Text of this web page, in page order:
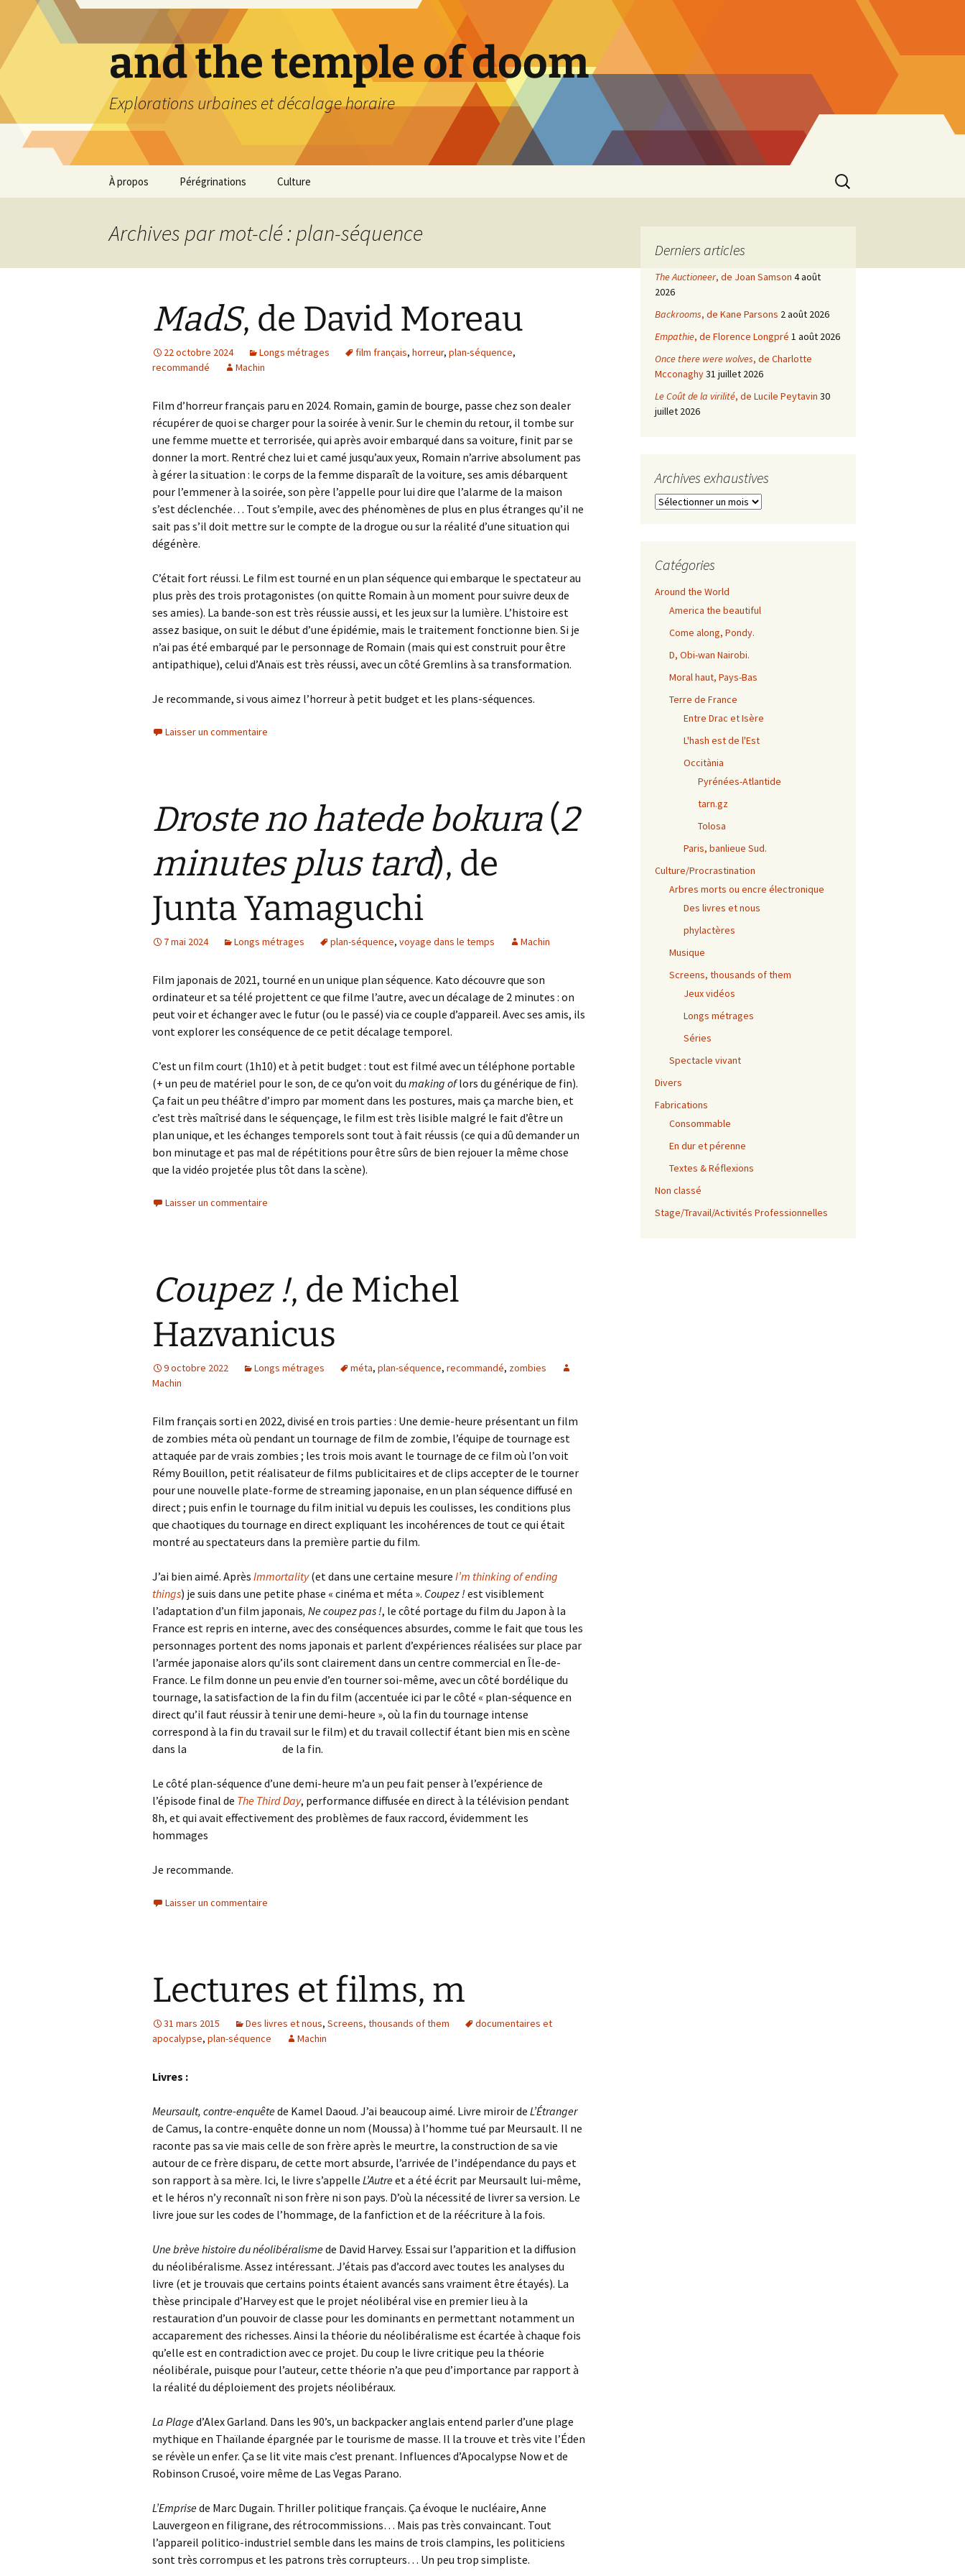
contenu
and the temple of doom
Explorations urbaines et décalage horaire
À propos Pérégrinations Culture
Rechercher :
Archives par mot-clé : plan-séquence
MadS, de David Moreau
22 octobre 2024 Longs métrages film français, horreur, plan-séquence,
recommandé
Machin
Film d’horreur français paru en 2024. Romain, gamin de bourge, passe chez son dealer
récupérer de quoi se charger pour la soirée à venir. Sur le chemin du retour, il tombe sur
une femme muette et terrorisée, qui après avoir embarqué dans sa voiture, finit par se
donner la mort. Rentré chez lui et camé jusqu’aux yeux, Romain n’arrive absolument pas
à gérer la situation : le corps de la femme disparaît de la voiture, ses amis débarquent
pour l’emmener à la soirée, son père l’appelle pour lui dire que l’alarme de la maison
s’est déclenchée… Tout s’empile, avec des phénomènes de plus en plus étranges qu’il ne
sait pas s’il doit mettre sur le compte de la drogue ou sur la réalité d’une situation qui
dégénère.
C’était fort réussi. Le film est tourné en un plan séquence qui embarque le spectateur au
plus près des trois protagonistes (on quitte Romain à un moment pour suivre deux de
ses amies). La bande-son est très réussie aussi, et les jeux sur la lumière. L’histoire est
assez basique, on suit le début d’une épidémie, mais le traitement fonctionne bien. Si je
n’ai pas été embarqué par le personnage de Romain (mais qui est construit pour être
antipathique), celui d’Anaïs est très réussi, avec un côté Gremlins à sa transformation.
Je recommande, si vous aimez l’horreur à petit budget et les plans-séquences.
Laisser un commentaire
Droste no hatede bokura(2
minutes plus tard), de
Junta Yamaguchi
7 mai 2024 Longs métrages plan-séquence, voyage dans le temps Machin
Film japonais de 2021, tourné en un unique plan séquence. Kato découvre que son
ordinateur et sa télé projettent ce que filme l’autre, avec un décalage de 2 minutes : on
peut voir et échanger avec le futur (ou le passé) via ce couple d’appareil. Avec ses amis, ils
vont explorer les conséquence de ce petit décalage temporel.
C’est un film court (1h10) et à petit budget : tout est filmé avec un téléphone portable
(+ un peu de matériel pour le son, de ce qu’on voit du making oflors du générique de fin).
Ça fait un peu théâtre d’impro par moment dans les postures, mais ça marche bien, et
c’est très maîtrisé dans le séquençage, le film est très lisible malgré le fait d’être un
plan unique, et les échanges temporels sont tout à fait réussis (ce qui a dû demander un
bon minutage et pas mal de répétitions pour être sûrs de bien rejouer la même chose
que la vidéo projetée plus tôt dans la scène).
Laisser un commentaire
Coupez !, de Michel
Hazvanicus
9 octobre 2022 Longs métrages méta, plan-séquence, recommandé, zombies
Machin
Film français sorti en 2022, divisé en trois parties : Une demie-heure présentant un film
de zombies méta où pendant un tournage de film de zombie, l’équipe de tournage est
attaquée par de vrais zombies ; les trois mois avant le tournage de ce film où l’on voit
Rémy Bouillon, petit réalisateur de films publicitaires et de clips accepter de le tourner
pour une nouvelle plate-forme de streaming japonaise, en un plan séquence diffusé en
direct ; puis enfin le tournage du film initial vu depuis les coulisses, les conditions plus
que chaotiques du tournage en direct expliquant les incohérences de tout ce qui était
montré au spectateurs dans la première partie du film.
J’ai bien aimé. Après Immortality(et dans une certaine mesure I’m thinking of ending
things) je suis dans une petite phase « cinéma et méta ». Coupez ! est visiblement
l’adaptation d’un film japonais, Ne coupez pas !, le côté portage du film du Japon à la
France est repris en interne, avec des conséquences absurdes, comme le fait que tous les
personnages portent des noms japonais et parlent d’expériences réalisées sur place par
l’armée japonaise alors qu’ils sont clairement dans un centre commercial en Île-de-
France. Le film donne un peu envie d’en tourner soi-même, avec un côté bordélique du
tournage, la satisfaction de la fin du film (accentuée ici par le côté « plan-séquence en
direct qu’il faut réussir à tenir une demi-heure », où la fin du tournage intense
correspond à la fin du travail sur le film) et du travail collectif étant bien mis en scène
dans la
de la fin.
Le côté plan-séquence d’une demi-heure m’a un peu fait penser à l’expérience de
l’épisode final de The Third Day, performance diffusée en direct à la télévision pendant
8h, et qui avait effectivement des problèmes de faux raccord, évidemment les
hommages
Je recommande.
Laisser un commentaire
Lectures et films, m
31 mars 2015 Des livres et nous, Screens, thousands of them
documentaires et
apocalypse, plan-séquence Machin
Livres :
Meursault, contre-enquêtede Kamel Daoud. J’ai beaucoup aimé. Livre miroir de L’Étranger
de Camus, la contre-enquête donne un nom (Moussa) à l’homme tué par Meursault. Il ne
raconte pas sa vie mais celle de son frère après le meurtre, la construction de sa vie
autour de ce frère disparu, de cette mort absurde, l’arrivée de l’indépendance du pays et
son rapport à sa mère. Ici, le livre s’appelle L’Autreet a été écrit par Meursault lui-même,
et le héros n’y reconnaît ni son frère ni son pays. D’où la nécessité de livrer sa version. Le
livre joue sur les codes de l’hommage, de la fanfiction et de la réécriture à la fois.
Une brève histoire du néolibéralismede David Harvey. Essai sur l’apparition et la diffusion
du néolibéralisme. Assez intéressant. J’étais pas d’accord avec toutes les analyses du
livre (et je trouvais que certains points étaient avancés sans vraiment être étayés). La
thèse principale d’Harvey est que le projet néolibéral vise en premier lieu à la
restauration d’un pouvoir de classe pour les dominants en permettant notamment un
accaparement des richesses. Ainsi la théorie du néolibéralisme est écartée à chaque fois
qu’elle est en contradiction avec ce projet. Du coup le livre critique peu la théorie
néolibérale, puisque pour l’auteur, cette théorie n’a que peu d’importance par rapport à
la réalité du déploiement des projets néolibéraux.
La Plaged’Alex Garland. Dans les 90’s, un backpacker anglais entend parler d’une plage
mythique en Thaïlande épargnée par le tourisme de masse. Il la trouve et très vite l’Éden
se révèle un enfer. Ça se lit vite mais c’est prenant. Influences d’Apocalypse Now et de
Robinson Crusoé, voire même de Las Vegas Parano.
L’Emprisede Marc Dugain. Thriller politique français. Ça évoque le nucléaire, Anne
Lauvergeon en filigrane, des rétrocommissions… Mais pas très convaincant. Tout
l’appareil politico-industriel semble dans les mains de trois clampins, les politiciens
sont très corrompus et les patrons très corrupteurs… Un peu trop simpliste.
Derniers articles
The Auctioneer, de Joan Samson 4 août
2026
Backrooms, de Kane Parsons 2 août 2026
Empathie, de Florence Longpré 1 août 2026
Once there were wolves, de Charlotte
Mcconaghy31 juillet 2026
Le Coût de la virilité, de Lucile Peytavin 30
juillet 2026
Archives exhaustives
Archives
Catégories
Around the World
America the beautiful
Come along, Pondy.
D, Obi-wan Nairobi.
Moral haut, Pays-Bas
Terre de France
Entre Drac et Isère
L'hash est de l'Est
Occitània
Pyrénées-Atlantide
tarn.gz
Tolosa
Paris, banlieue Sud.
Culture/Procrastination
Arbres morts ou encre électronique
Des livres et nous
phylactères
Musique
Screens, thousands of them
Jeux vidéos
Longs métrages
Séries
Spectacle vivant
Divers
Fabrications
Consommable
En dur et pérenne
Textes & Réflexions
Non classé
Stage/Travail/Activités Professionnelles